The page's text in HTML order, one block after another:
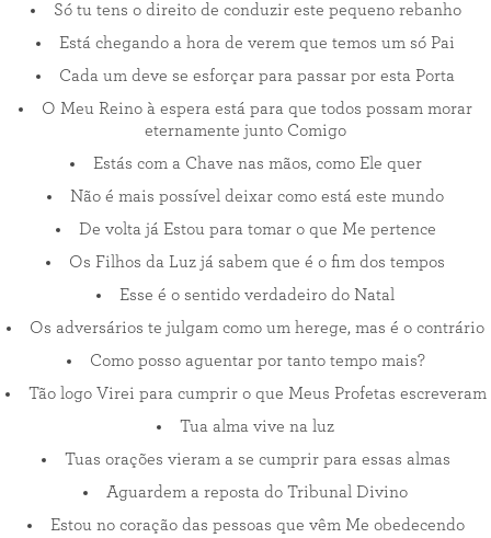
Só tu tens o direito de conduzir este pequeno rebanho
Está chegando a hora de verem que temos um só Pai
Cada um deve se esforçar para passar por esta Porta
O Meu Reino à espera está para que todos possam morar
eternamente junto Comigo
Estás com a Chave nas mãos, como Ele quer
Não é mais possível deixar como está este mundo
De volta já Estou para tomar o que Me pertence
Os Filhos da Luz já sabem que é o fim dos tempos
Esse é o sentido verdadeiro do Natal
Os adversários te julgam como um herege, mas é o contrário
Como posso aguentar por tanto tempo mais?
Tão logo Virei para cumprir o que Meus Profetas escreveram
Tua alma vive na luz
Tuas orações vieram a se cumprir para essas almas
Aguardem a reposta do Tribunal Divino
Estou no coração das pessoas que vêm Me obedecendo